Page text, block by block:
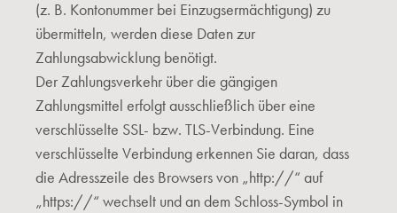
(z. B. Kontonummer bei Einzugsermächtigung) zu
übermitteln, werden diese Daten zur
Zahlungsabwicklung benötigt.
Der Zahlungsverkehr über die gängigen
Zahlungsmittel erfolgt ausschließlich über eine
verschlüsselte SSL- bzw. TLS-Verbindung. Eine
verschlüsselte Verbindung erkennen Sie daran, dass
die Adresszeile des Browsers von „http://“ auf
„https://“ wechselt und an dem Schloss-Symbol in